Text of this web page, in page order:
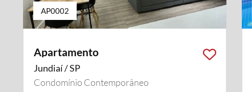
AP0002
Apartamento
Jundiaí / SP
Condomínio Contemporâneo